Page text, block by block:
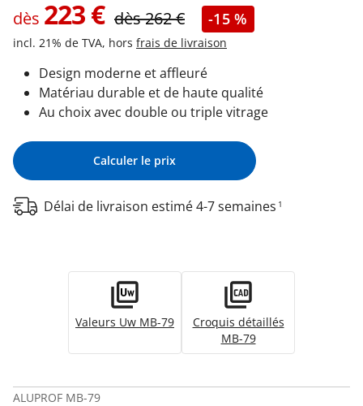
dès 223€ dès262€ -15 %
incl. 21% de TVA, hors frais de livraison
Design moderne et affleuré
Matériau durable et de haute qualité
Au choix avec double ou triple vitrage
Calculer le prix
Délai de livraison estimé 4-7 semaines 1
Valeurs Uw MB-79
Croquis détaillés
MB-79
ALUPROF MB-79